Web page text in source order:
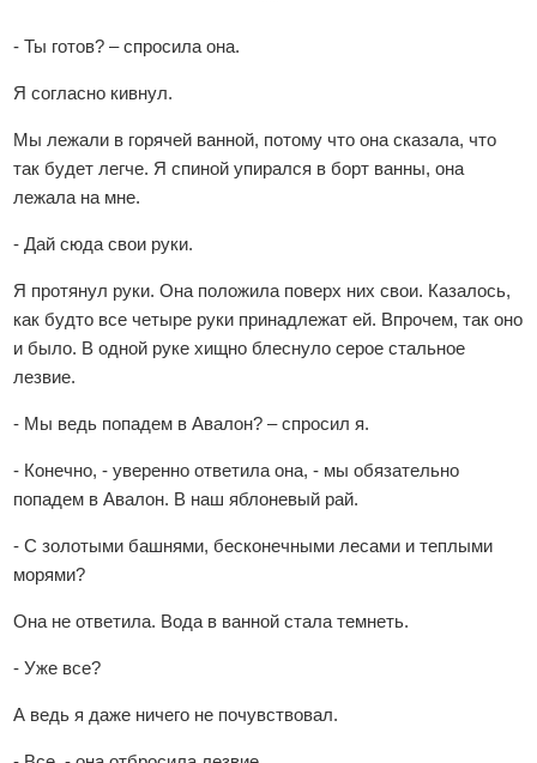
- Ты готов? – спросила она.
Я согласно кивнул.
Мы лежали в горячей ванной, потому что она сказала, что
так будет легче. Я спиной упирался в борт ванны, она
лежала на мне.
- Дай сюда свои руки.
Я протянул руки. Она положила поверх них свои. Казалось,
как будто все четыре руки принадлежат ей. Впрочем, так оно
и было. В одной руке хищно блеснуло серое стальное
лезвие.
- Мы ведь попадем в Авалон? – спросил я.
- Конечно, - уверенно ответила она, - мы обязательно
попадем в Авалон. В наш яблоневый рай.
- С золотыми башнями, бесконечными лесами и теплыми
морями?
Она не ответила. Вода в ванной стала темнеть.
- Уже все?
А ведь я даже ничего не почувствовал.